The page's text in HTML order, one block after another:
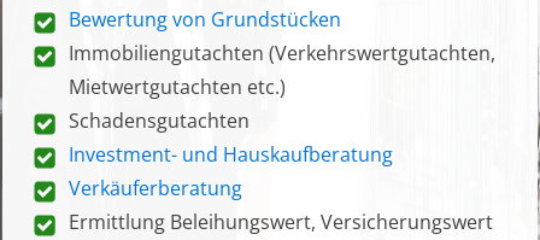
Bewertung von Grundstücken
Immobiliengutachten (Verkehrswertgutachten,
Mietwertgutachten etc.)
Schadensgutachten
Investment- und Hauskaufberatung
Verkäuferberatung
Ermittlung Beleihungswert, Versicherungswert